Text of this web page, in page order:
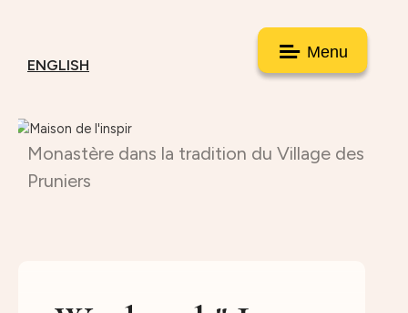
Menu
ENGLISH
Monastère dans la tradition du Village des
Pruniers